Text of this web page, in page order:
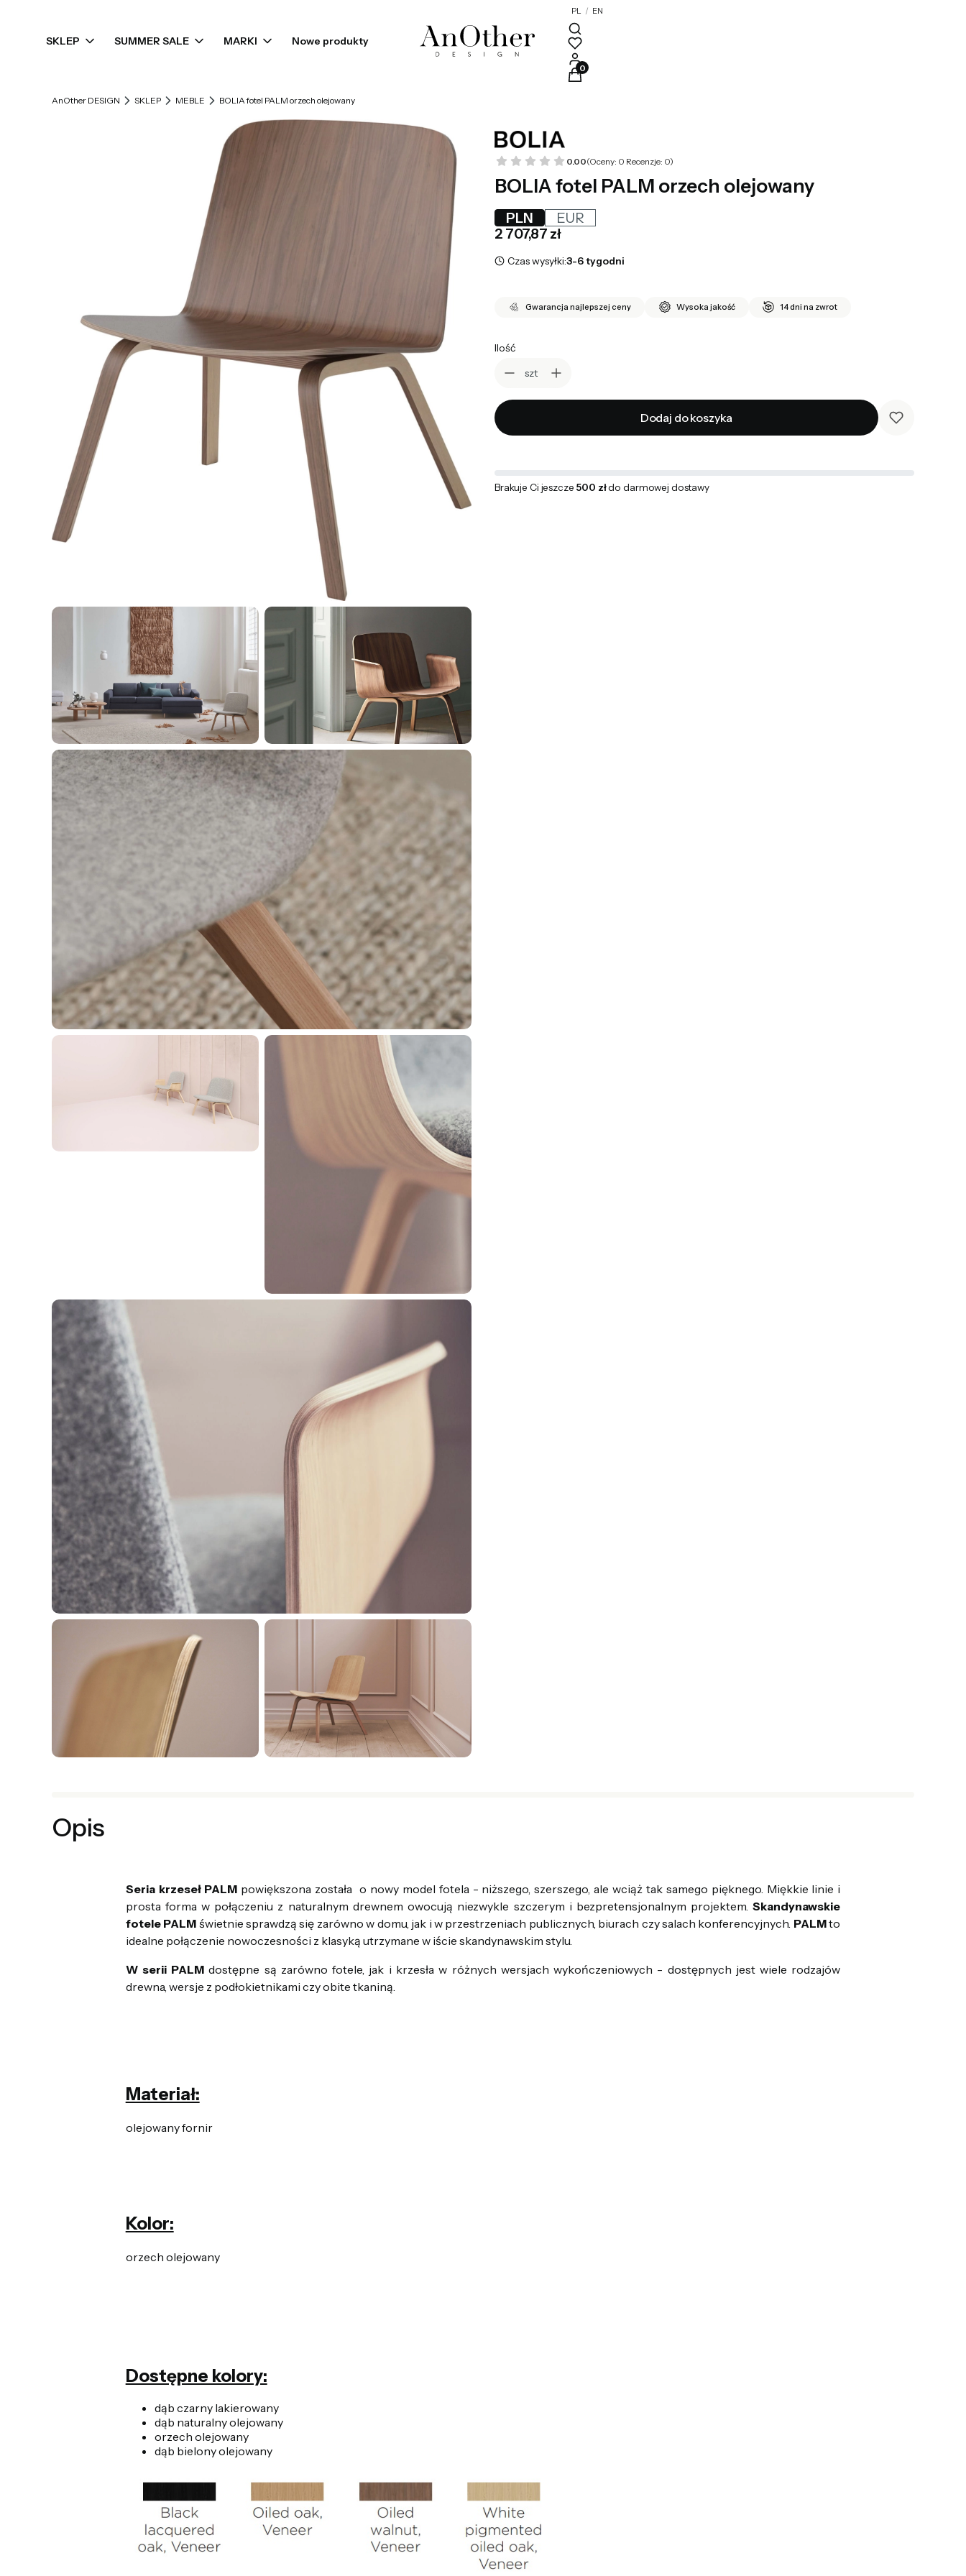
SKLEP SUMMER SALE MARKI Nowe produkty
PL / EN
Produkty w koszyku: 0. Zobacz szczegóły
AnOther DESIGN SKLEP MEBLE BOLIA fotel PALM orzech olejowany
0.00(Oceny: 0 Recenzje: 0)
BOLIA fotel PALM orzech olejowany
PLN
EUR
Cena
2 707,87 zł
Czas wysyłki:3-6 tygodni
Gwarancja najlepszej ceny Wysoka jakość 14 dni na zwrot
Ilość
szt
Dodaj do koszyka
Brakuje Ci jeszcze 500 złdo darmowej dostawy
Opis
Seria krzeseł PALM powiększona została o nowy model fotela - niższego, szerszego, ale wciąż tak samego pięknego. Miękkie linie i
prosta forma w połączeniu z naturalnym drewnem owocują niezwykle szczerym i bezpretensjonalnym projektem. Skandynawskie
fotele PALM świetnie sprawdzą się zarówno w domu, jak i w przestrzeniach publicznych, biurach czy salach konferencyjnych. PALMto
idealne połączenie nowoczesności z klasyką utrzymane w iście skandynawskim stylu.
W serii PALM dostępne są zarówno fotele, jak i krzesła w różnych wersjach wykończeniowych - dostępnych jest wiele rodzajów
drewna, wersje z podłokietnikami czy obite tkaniną.
Materiał:
olejowany fornir
Kolor:
orzech olejowany
Dostępne kolory:
dąb czarny lakierowany
dąb naturalny olejowany
orzech olejowany
dąb bielony olejowany